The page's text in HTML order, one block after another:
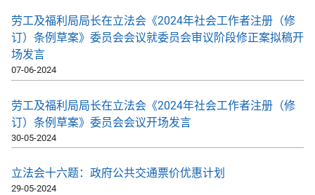
劳工及福利局局长在立法会《2024年社会工作者注册（修
订）条例草案》委员会会议就委员会审议阶段修正案拟稿开
场发言
07-06-2024
劳工及福利局局长在立法会《2024年社会工作者注册（修
订）条例草案》委员会会议开场发言
30-05-2024
立法会十六题：政府公共交通票价优惠计划
29-05-2024